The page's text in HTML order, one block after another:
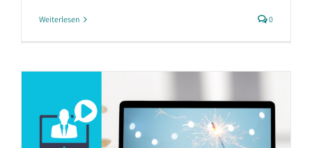
Weiterlesen 0